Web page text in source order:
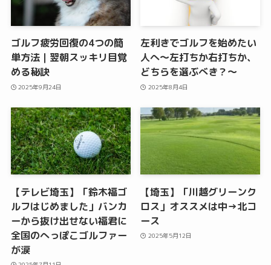
ゴルフ疲労回復の4つの簡
単方法｜翌朝スッキリ目覚
める秘訣
2025年9月24日
左利きでゴルフを始めたい
人へ〜左打ちか右打ちか、
どちらを選ぶべき？〜
2025年8月4日
【テレビ埼玉】「鈴木福ゴ
ルフはじめました」バンカ
ーから抜け出せない福君に
全国のへっぽこゴルファー
が涙
【埼玉】「川越グリーンク
ロス」オススメは中→北コ
ース
2025年5月12日